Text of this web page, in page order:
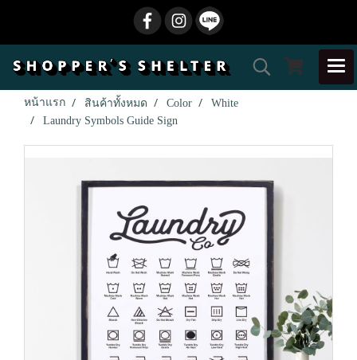
หน้าแรก สินค้าทั้งหมด Color
White
Laundry Symbols Guide Sign